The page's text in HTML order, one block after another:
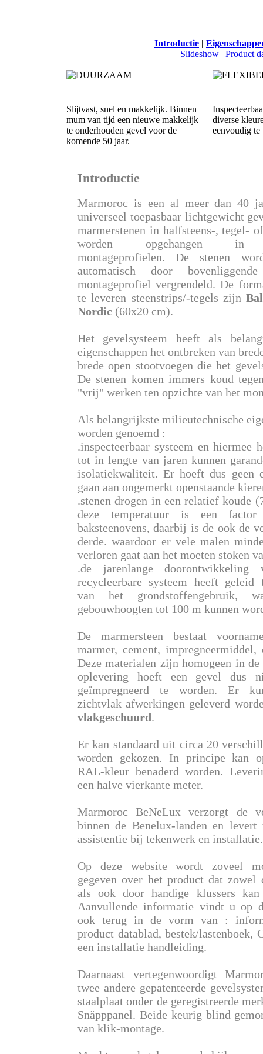
Introductie |
Slideshow
Product
Slijtvast, snel en makkelijk. Binnen
mum van tijd een nieuwe makkelijk
te onderhouden gevel voor de
komende 50 jaar.
diverse
eenvoudig te
Introductie
Marmoroc is een al meer dan 40
universeel toepasbaar lichtgewicht
marmerstenen in halfsteens-, tegel-
worden opgehangen in
montageprofielen. De stenen
automatisch door
montageprofiel vergrendeld. De
te leveren steenstrips/-tegels zijn
Nordic (60x20 cm).
Het gevelsysteem heeft als
eigenschappen het ontbreken van
brede open stootvoegen die het
De stenen komen immers koud
"vrij" werken ten opzichte van het
Als belangrijkste milieutechnische
worden genoemd :
.inspecteerbaar systeem en hiermee
tot in lengte van jaren kunnen
isolatiekwaliteit. Er hoeft dus geen
gaan aan ongemerkt openstaande
.stenen drogen in een relatief koude
deze temperatuur is een
baksteenovens, daarbij is de ook de
derde. waardoor er vele malen
verloren gaat aan het moeten stoken
.de jarenlange
recycleerbare systeem heeft
van het grondstoffengebruik,
gebouwhoogten tot 100 m kunnen
De marmersteen bestaat
marmer, cement, impregneermiddel,
Deze materialen zijn homogeen in
oplevering hoeft een gevel dus
geïmpregneerd te worden. Er
zichtvlak afwerkingen geleverd
vlakgeschuurd.
Er kan standaard uit circa 20
worden gekozen. In principe kan
RAL-kleur benaderd worden.
een halve vierkante meter.
Marmoroc BeNeLux verzorgt de
binnen de Benelux-landen en levert
assistentie bij tekenwerk en installatie.
Op deze website wordt zoveel
gegeven over het product dat zowel
als ook door handige klussers
Aanvullende informatie vindt u op
ook terug in de vorm van :
product datablad, bestek/lastenboek,
een installatie handleiding.
Daarnaast vertegenwoordigt
twee andere gepatenteerde
staalplaat onder de geregistreerde
Snäpppanel. Beide keurig blind
van klik-montage.